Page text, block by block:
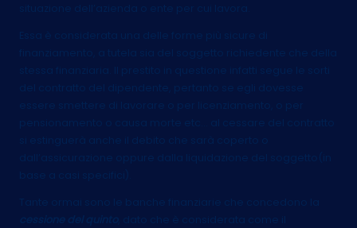
situazione dell’azienda o ente per cui lavora.
Essa è considerata una delle forme più sicure di
finanziamento, a tutela sia del soggetto richiedente che della
stessa finanziaria. Il prestito in questione infatti segue le sorti
del contratto del dipendente, pertanto se egli dovesse
essere smettere di lavorare o per licenziamento, o per
pensionamento o causa morte etc… al cessare del contratto
si estinguerà anche il debito che sarà coperto o
dall’assicurazione oppure dalla liquidazione del soggetto(in
base a casi specifici).
Tante ormai sono le banche finanziarie che concedono la
cessione del quinto , dato che è considerata come il